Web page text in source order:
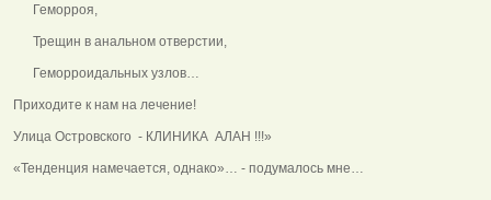
Геморроя,
Трещин в анальном отверстии,
Геморроидальных узлов…
Приходите к нам на лечение!
Улица Островского - КЛИНИКА АЛАН !!!»
«Тенденция намечается, однако»… - подумалось мне…